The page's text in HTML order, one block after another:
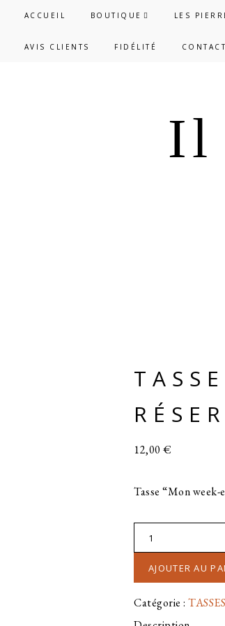
ACCUEIL BOUTIQUE LES
AVIS CLIENTS FIDÉLITÉ CONTACT
Passer
Passer
Il
12,00 €
Tasse “Mon
quantité
de
TASSE
"MON
WEEK-
AJOUTER AU
Catégorie :